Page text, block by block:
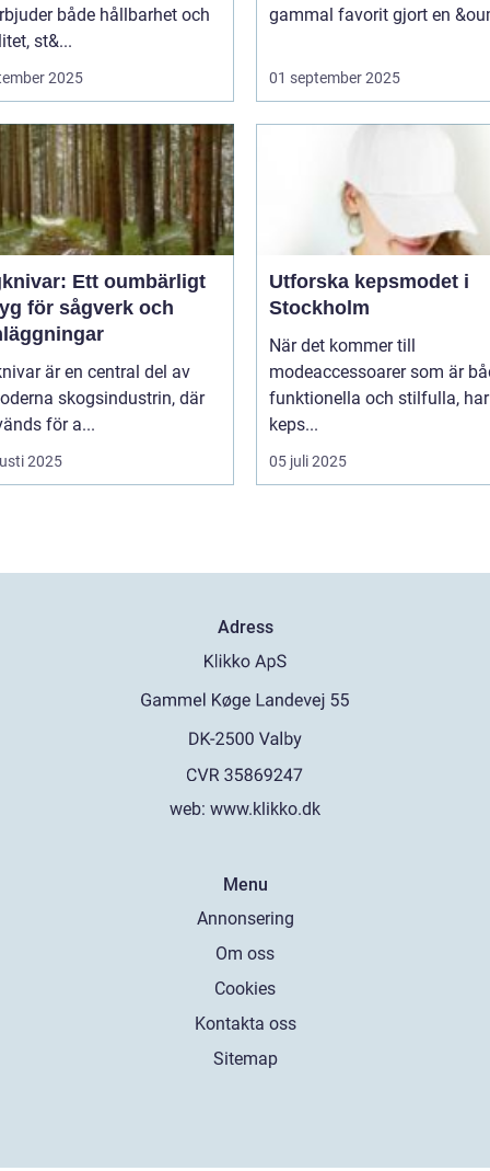
både hållbarhet och
st&...
2025
gammal favorit gjort en
01 september 2025
Ett oumbärligt
för sågverk och
är en central del av
skogsindustrin, där
för a...
2025
Utforska kepsmodet i
Stockholm
När det kommer till
modeaccessoarer som är
funktionella och stilfulla, har
keps...
05 juli 2025
Adress
web: www.klikko.dk
Menu
Annonsering
Om oss
Cookies
Kontakta oss
Sitemap